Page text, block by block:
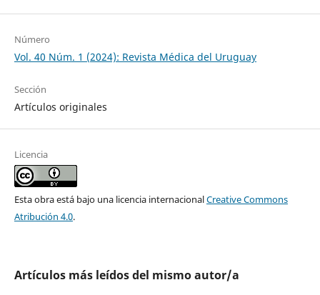
Número
Vol. 40 Núm. 1 (2024): Revista Médica del Uruguay
Sección
Artículos originales
Licencia
Esta obra está bajo una licencia internacionalCreative Commons
Atribución 4.0.
Artículos más leídos del mismo autor/a